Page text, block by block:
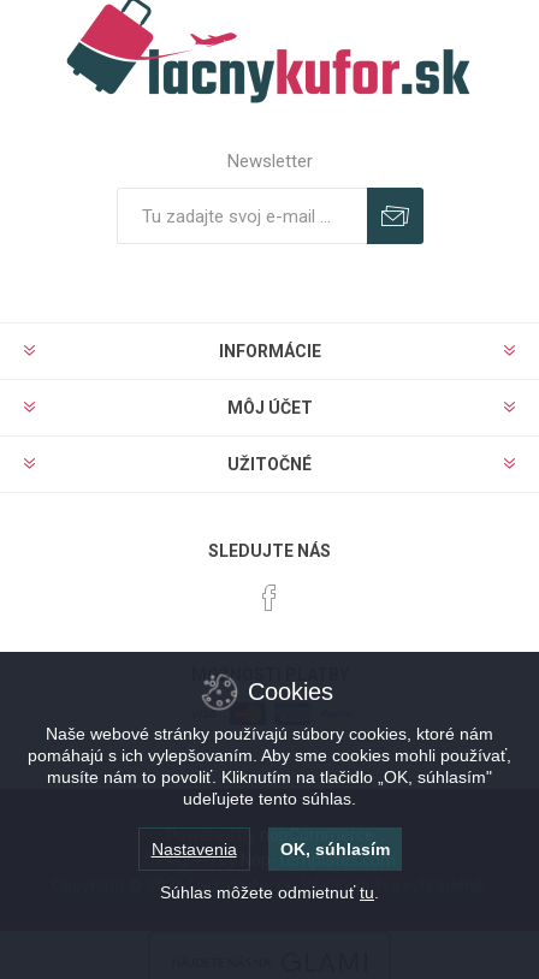
Newsletter
INFORMÁCIE
MÔJ ÚČET
UŽITOČNÉ
SLEDUJTE NÁS
MOŽNOSTI PLATBY
Powered by
Designed by
Nop-Templates.com
Copyright © 2026 Lacnykufor.sk. Všetky práva vyhradené.
Cookies
Naše webové stránky používajú súbory cookies, ktoré nám
pomáhajú s ich vylepšovaním. Aby sme cookies mohli používať,
musíte nám to povoliť. Kliknutím na tlačidlo „OK, súhlasím"
udeľujete tento súhlas.
Nastavenia OK, súhlasím
Súhlas môžete odmietnuťtu